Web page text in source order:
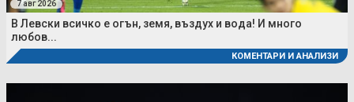
7 авг 2026
В Левски всичко е огън, земя, въздух и вода! И много
любов...
КОМЕНТАРИ И АНАЛИЗИ